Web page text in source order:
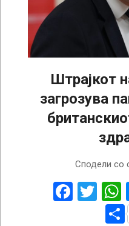
Штрајкот
загрозува
Сподели со